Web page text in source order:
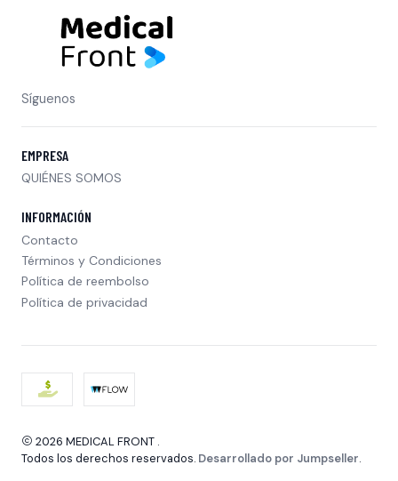
Síguenos
EMPRESA
QUIÉNES SOMOS
INFORMACIÓN
Contacto
Términos y Condiciones
Política de reembolso
Política de privacidad
2026 MEDICAL FRONT .
Todos los derechos reservados. Desarrollado por Jumpseller.